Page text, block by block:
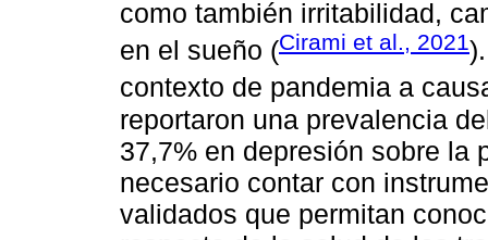
como también irritabilidad,
en el sueño (Cirami et al., 2021
contexto de pandemia a
reportaron una prevalencia
37,7% en depresión sobre la
necesario contar con
validados que permitan